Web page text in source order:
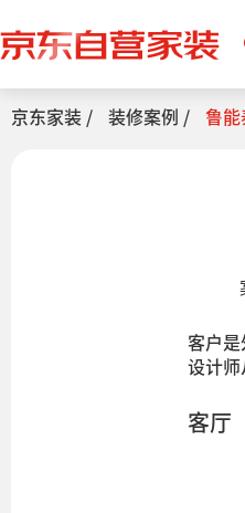
京东家装 / 装修案例 / 鲁能
客户是
设计师
客厅